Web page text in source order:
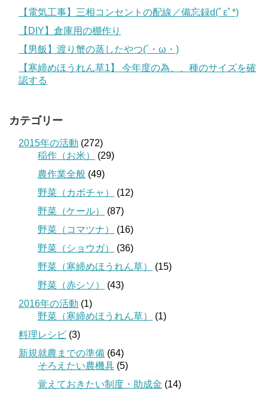
【電気工事】三相コンセントの配線／備忘録d(ﾟεﾟ*)
【DIY】倉庫用の棚作り
【男飯】渡り蟹の蒸したやつ(´・ω・)
【寒締めほうれん草1】 今年度の為、、種のサイズを確
認する
カテゴリー
2015年の活動 (272)
稲作（お米）
(29)
農作業全般 (49)
野菜（カボチャ）
(12)
野菜（ケール）
(87)
野菜（コマツナ）
(16)
野菜（ショウガ）
(36)
野菜（寒締めほうれん草）
(15)
野菜（赤シソ）
(43)
2016年の活動 (1)
野菜（寒締めほうれん草）
(1)
料理レシピ (3)
新規就農までの準備 (64)
そろえたい農機具 (5)
覚えておきたい制度・助成金 (14)